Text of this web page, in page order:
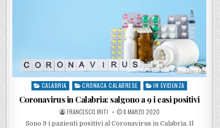
Posted in
CALABRIA CRONACA CALABRESE IN EVIDENZA
Coronavirus in Calabria: salgono a 9 i casi positivi
POSTED BY
FRANCESCO IRITI POSTED ON
8 MARZO 2020
Sono 9 i pazienti positivi al Coronavirus in Calabria. Il